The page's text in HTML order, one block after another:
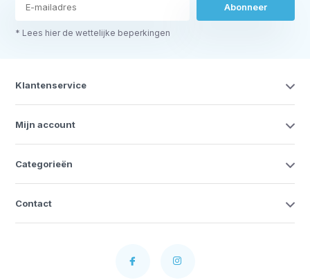
Abonneer
* Lees hier de wettelijke beperkingen
Klantenservice
Mijn account
Categorieën
Contact